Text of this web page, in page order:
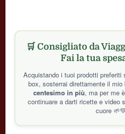
🛒 Consigliato da
Fai la tua
Acquistando i tuoi prodotti preferiti
box, sosterrai direttamente il mio
centesimo in più, ma per me
continuare a darti ricette e video
cuore